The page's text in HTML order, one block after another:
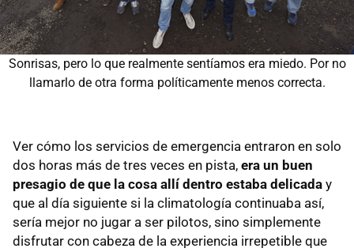
Sonrisas, pero lo que realmente sentíamos era miedo. Por no
llamarlo de otra forma políticamente menos correcta.
Ver cómo los servicios de emergencia entraron en solo
dos horas más de tres veces en pista, era un buen
presagio de que la cosa allí dentro estaba delicada y
que al día siguiente si la climatología continuaba así,
sería mejor no jugar a ser pilotos, sino simplemente
disfrutar con cabeza de la experiencia irrepetible que